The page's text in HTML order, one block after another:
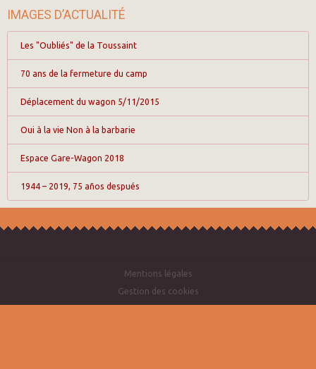
IMAGES D’ACTUALITÉ
Les "Oubliés" de la Toussaint
70 ans de la fermeture du camp
Déplacement du wagon 5/11/2015
Oui à la vie Non à la barbarie
Espace Gare-Wagon 2018
1944 – 2019, 75 años después
Mentions légales
Gestion des cookies